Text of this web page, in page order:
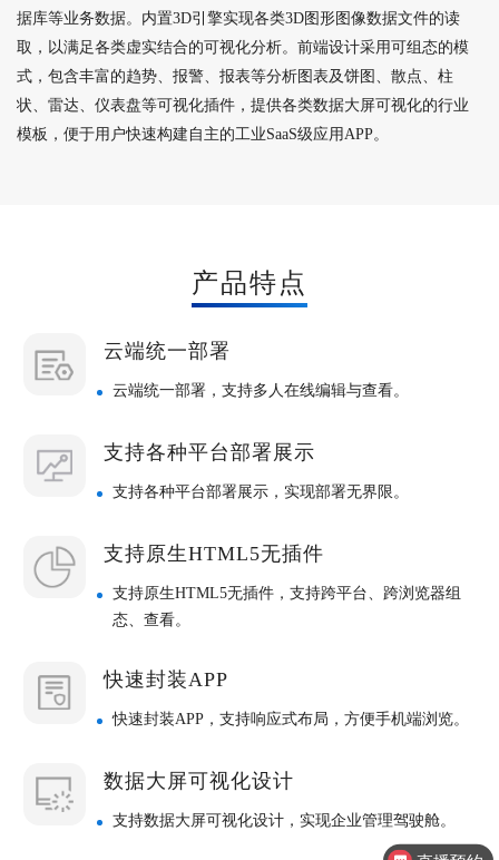
据库等业务数据。内置3D引擎实现各类3D图形图像数据文件的读
取，以满足各类虚实结合的可视化分析。前端设计采用可组态的模
式，包含丰富的趋势、报警、报表等分析图表及饼图、散点、柱
状、雷达、仪表盘等可视化插件，提供各类数据大屏可视化的行业
模板，便于用户快速构建自主的工业SaaS级应用APP。
产品特点
云端统一部署
云端统一部署，支持多人在线编辑与查看。
支持各种平台部署展示
支持各种平台部署展示，实现部署无界限。
支持原生HTML5无插件
支持原生HTML5无插件，支持跨平台、跨浏览器组
态、查看。
快速封装APP
快速封装APP，支持响应式布局，方便手机端浏览。
数据大屏可视化设计
支持数据大屏可视化设计，实现企业管理驾驶舱。
直播预约